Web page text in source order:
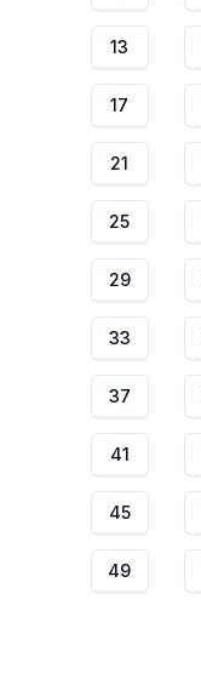
13
17
21
25
29
33
37
41
45
49